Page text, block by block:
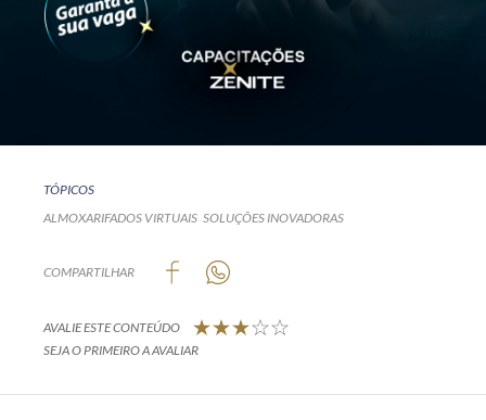
TÓPICOS
ALMOXARIFADOS VIRTUAIS SOLUÇÕES INOVADORAS
COMPARTILHAR
AVALIE ESTE CONTEÚDO
SEJA O PRIMEIRO A AVALIAR